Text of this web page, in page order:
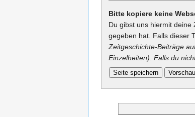
Bitte kopiere keine
Du gibst uns hiermit deine
gegeben hat. Falls dieser
Zeitgeschichte-Beiträge
Einzelheiten). Falls du